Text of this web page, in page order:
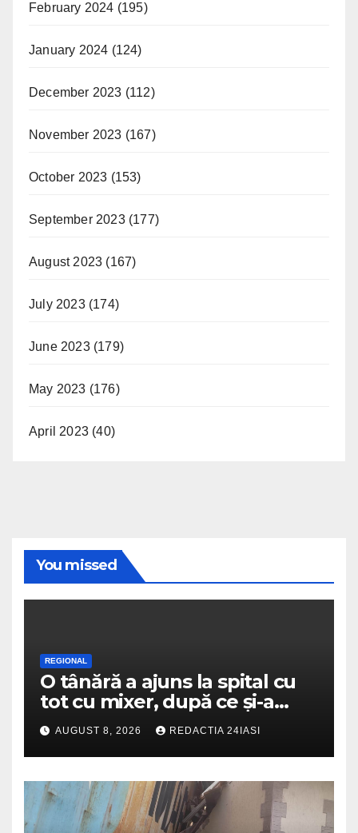
February 2024 (195)
January 2024 (124)
December 2023 (112)
November 2023 (167)
October 2023 (153)
September 2023(177)
August 2023 (167)
July 2023(174)
June 2023(179)
May 2023 (176)
April 2023 (40)
You missed
REGIONAL
O tânără a ajuns la spital cu
tot cu mixer, după ce și-a
prins degetul în aparat
AUGUST 8, 2026 REDACTIA 24IASI